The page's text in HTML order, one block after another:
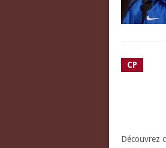
CP
Découvrez